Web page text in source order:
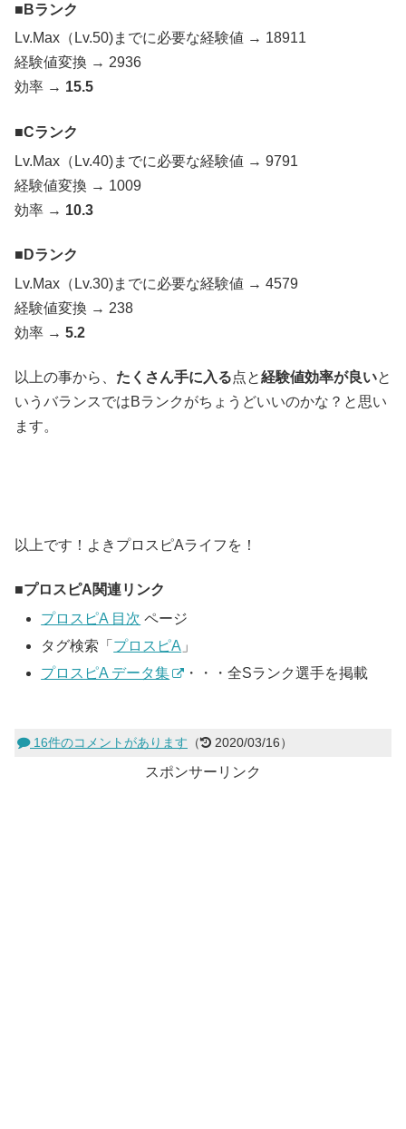
Bランク
Lv.Max（Lv.50)までに必要な経験値 → 18911
経験値変換 → 2936
効率 → 15.5
Cランク
Lv.Max（Lv.40)までに必要な経験値 → 9791
経験値変換 → 1009
効率 → 10.3
Dランク
Lv.Max（Lv.30)までに必要な経験値 → 4579
経験値変換 → 238
効率 → 5.2
以上の事から、 たくさん手に入る点と経験値効率が良いと
いうバランスではBランクがちょうどいいのかな？と思い
ます。
以上です！よきプロスピAライフを！
プロスピA関連リンク
プロスピA 目次 ページ
タグ検索「 プロスピA 」
プロスピA データ集
・・・全Sランク選手を掲載
16件のコメントがあります （ 2020/03/16）
スポンサーリンク